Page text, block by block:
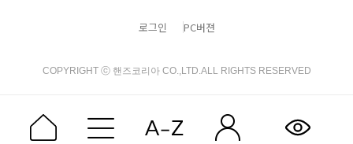
로그인 PC버젼
COPYRIGHT ⓒ 핸즈코리아 CO.,LTD.ALL RIGHTS RESERVED